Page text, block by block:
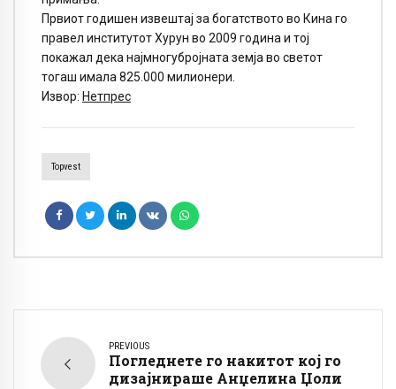
Првиот годишен извештај за богатството во Кина го
правел институтот Хурун во 2009 година и тој
покажал дека најмногубројната земја во светот
тогаш имала 825.000 милионери.
Извор: Нетпрес
Topvest
PREVIOUS
Погледнете го накитот кој го
дизајнираше Анџелина Џоли